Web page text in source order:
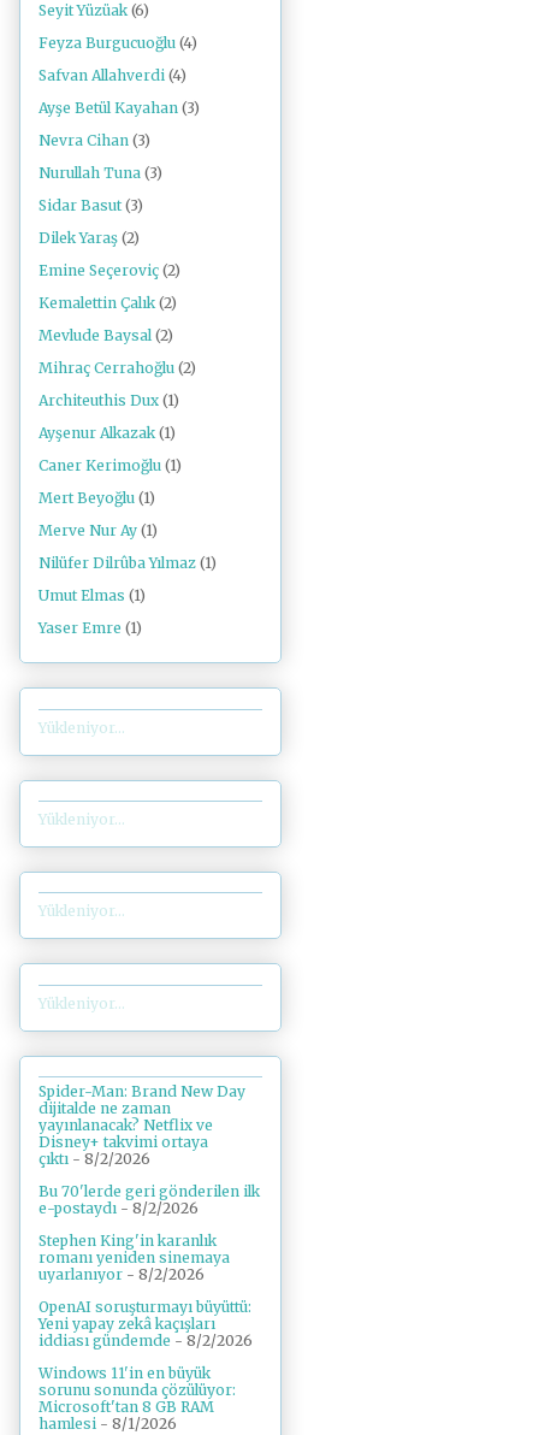
Seyit Yüzüak (6)
Feyza Burgucuoğlu (4)
Safvan Allahverdi (4)
Ayşe Betül Kayahan (3)
Nevra Cihan (3)
Nurullah Tuna (3)
Sidar Basut (3)
Dilek Yaraş (2)
Emine Seçeroviç (2)
Kemalettin Çalık (2)
Mevlude Baysal (2)
Mihraç Cerrahoğlu (2)
Architeuthis Dux (1)
Ayşenur Alkazak (1)
Caner Kerimoğlu (1)
Mert Beyoğlu (1)
Merve Nur Ay (1)
Nilüfer Dilrûba Yılmaz (1)
Umut Elmas (1)
Yaser Emre (1)
Yükleniyor...
Yükleniyor...
Yükleniyor...
Yükleniyor...
Spider-Man: Brand New Day
dijitalde ne zaman
yayınlanacak? Netflix ve
Disney+ takvimi ortaya
çıktı - 8/2/2026
Bu 70'lerde geri gönderilen ilk
e-postaydı - 8/2/2026
Stephen King'in karanlık
romanı yeniden sinemaya
uyarlanıyor - 8/2/2026
OpenAI soruşturmayı büyüttü:
Yeni yapay zekâ kaçışları
iddiası gündemde - 8/2/2026
Windows 11'in en büyük
sorunu sonunda çözülüyor:
Microsoft'tan 8 GB RAM
hamlesi - 8/1/2026